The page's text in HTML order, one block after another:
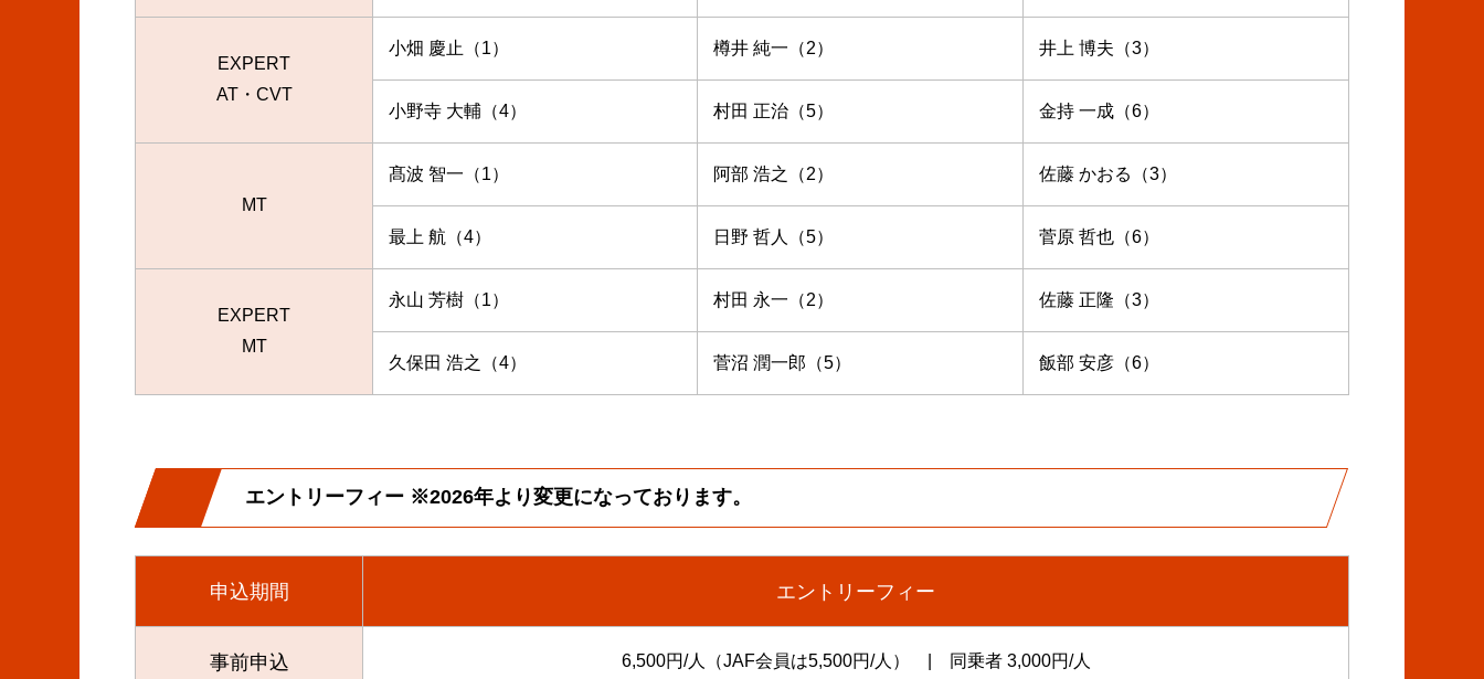
EXPERT
AT・CVT
小畑 慶止（1） 樽井 純一（2） 井上 博夫（3）
小野寺 大輔（4） 村田 正治（5） 金持 一成（6）
MT
髙波 智一（1） 阿部 浩之（2） 佐藤 かおる（3）
最上 航（4） 日野 哲人（5） 菅原 哲也（6）
EXPERT
MT
永山 芳樹（1） 村田 永一（2） 佐藤 正隆（3）
久保田 浩之（4） 菅沼 潤一郎（5） 飯部 安彦（6）
エントリーフィー ※2026年より変更になっております。
申込期間 エントリーフィー
事前申込 6,500円/人（JAF会員は5,500円/人） | 同乗者 3,000円/人